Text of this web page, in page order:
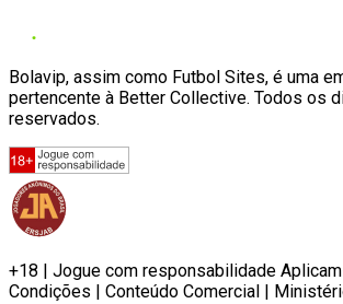
Bolavip, assim como Futbol Sites, é uma
pertencente à Better Collective. Todos os
reservados.
+18 | Jogue com responsabilidade
Condições | Conteúdo Comercial |